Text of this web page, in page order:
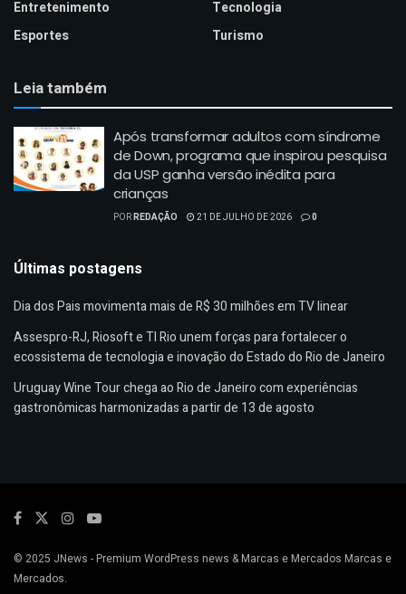
Entretenimento
Esportes
Tecnologia
Turismo
Leia também
Após transformar adultos com síndrome
de Down, programa que inspirou pesquisa
da USP ganha versão inédita para
crianças
PORREDAÇÃO 21 DE JULHO DE 2026 0
Últimas postagens
Dia dos Pais movimenta mais de R$ 30 milhões em TV linear
Assespro-RJ, Riosoft e TI Rio unem forças para fortalecer o
ecossistema de tecnologia e inovação do Estado do Rio de Janeiro
Uruguay Wine Tour chega ao Rio de Janeiro com experiências
gastronômicas harmonizadas a partir de 13 de agosto
© 2025 JNews - Premium WordPress news & Marcas e Mercados Marcas e
Mercados.